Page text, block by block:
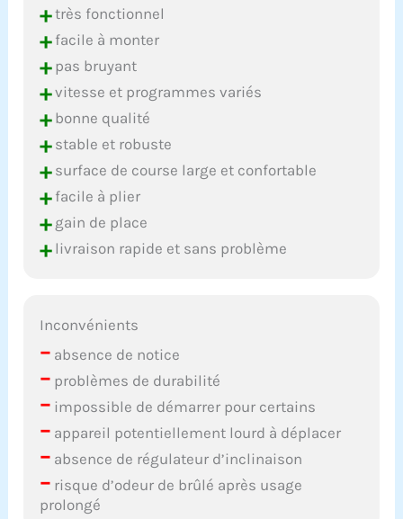
+très fonctionnel
+facile à monter
+pas bruyant
+vitesse et programmes variés
+bonne qualité
+stable et robuste
+surface de course large et confortable
+facile à plier
+gain de place
+livraison rapide et sans problème
Inconvénients
– absence de notice
– problèmes de durabilité
– impossible de démarrer pour certains
– appareil potentiellement lourd à déplacer
– absence de régulateur d’inclinaison
– risque d’odeur de brûlé après usage
prolongé